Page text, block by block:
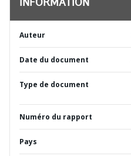
INFORMATION
Auteur
Date du document
Type de document
Numéro du rapport
Pays